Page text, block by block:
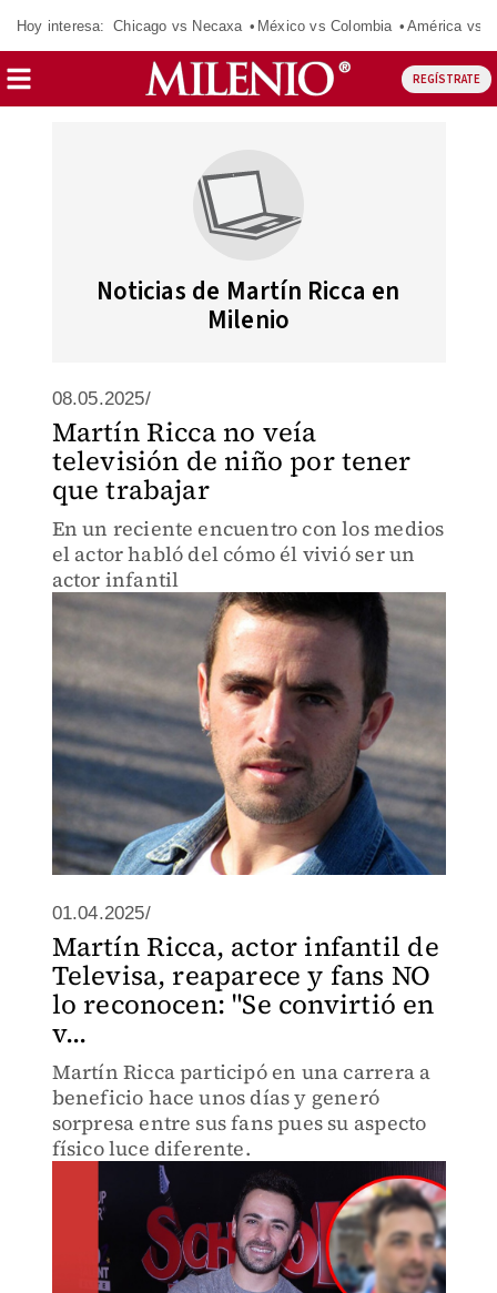
Hoy interesa: Chicago vs Necaxa México vs Colombia América vs
REGÍSTRATE
Noticias de Martín Ricca en
Milenio
08.05.2025/
Martín Ricca no veía
televisión de niño por tener
que trabajar
En un reciente encuentro con los medios
el actor habló del cómo él vivió ser un
actor infantil
01.04.2025/
Martín Ricca, actor infantil de
Televisa, reaparece y fans NO
lo reconocen: "Se convirtió en
v...
Martín Ricca participó en una carrera a
beneficio hace unos días y generó
sorpresa entre sus fans pues su aspecto
físico luce diferente.